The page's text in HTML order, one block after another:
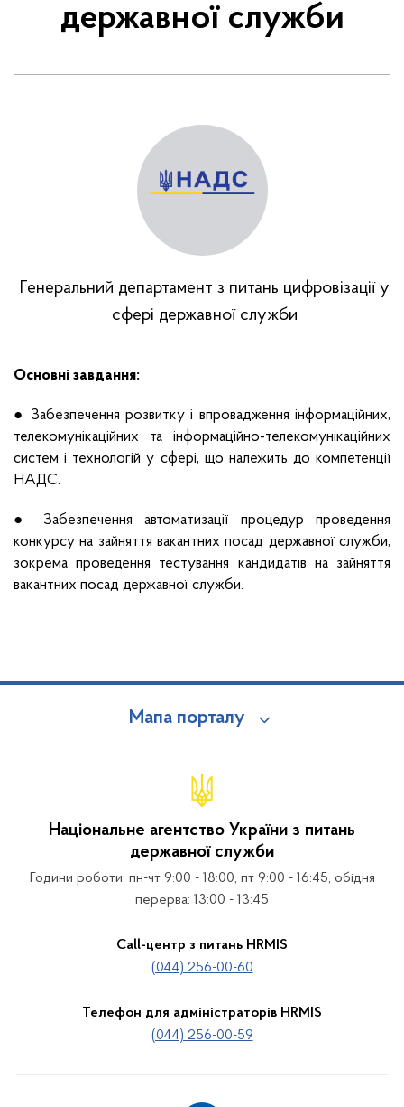
державної служби
Генеральний департамент з питань цифровізації у
сфері державної служби
Основні завдання:
● Забезпечення розвитку і впровадження інформаційних,
телекомунікаційних та інформаційно-телекомунікаційних
систем і технологій у сфері, що належить до компетенції
НАДС.
● Забезпечення автоматизації процедур проведення
конкурсу на зайняття вакантних посад державної служби,
зокрема проведення тестування кандидатів на зайняття
вакантних посад державної служби.
Мапа порталу
Національне агентство України з питань
державної служби
Години роботи: пн-чт 9:00 - 18:00, пт 9:00 - 16:45, обідня
перерва: 13:00 - 13:45
Call-центр з питань HRMIS
(044) 256-00-60
Телефон для адміністраторів HRMIS
(044) 256-00-59